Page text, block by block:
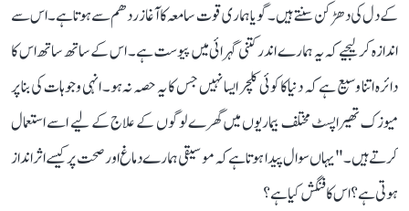
کے دل کی دھڑکن سنتے ہیں۔ گویا ہماری قوت سامعہ کا آغاز ردھم سے ہوتا ہے۔ اس سے
اندازہ کر لیجیے کہ یہ ہمارے اندر کتنی گہرائی میں پیوست ہے۔ اس کے ساتھ ساتھ اس کا
دائرہ اتنا وسیع ہے کہ دنیا کا کوئی کلچر ایسا نہیں جس کا یہ حصہ نہ ہو۔ انہی وجوہات کی بنا پر
میوزک تھیراپسٹ مختلف بیماریوں میں گھرے لوگوں کے علاج کے لیے اسے استعمال
کرتے ہیں۔" یہاں سوال پیدا ہوتا ہے کہ موسیقی ہمارے دماغ اور صحت پر کیسے اثر انداز
ہوتی ہے؟ اس کا فنگش کیا ہے؟